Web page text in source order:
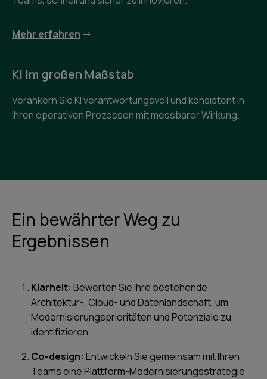
Mehr erfahren ->
KI im großen Maßstab
Verankern Sie KI verantwortungsvoll und konsistent in
Ihren operativen Prozessen mit messbarer Wirkung.
Ein bewährter Weg zu
Ergebnissen
Klarheit: Bewerten Sie Ihre bestehende
Architektur-, Cloud- und Datenlandschaft, um
Modernisierungsprioritäten und Potenziale zu
identifizieren.
Co-design: Entwickeln Sie gemeinsam mit Ihren
Teams eine Plattform-Modernisierungsstrategie